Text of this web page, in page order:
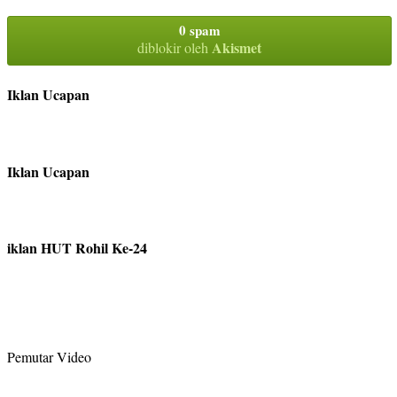
0 spam
diblokir oleh Akismet
Iklan Ucapan
Iklan Ucapan
iklan HUT Rohil Ke-24
Pemutar Video